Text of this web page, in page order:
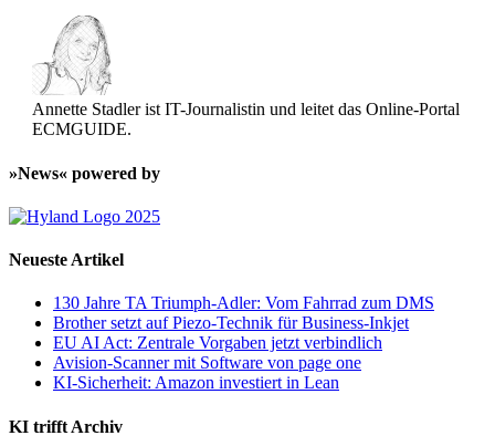
Annette Stadler ist IT-Journalistin und leitet das Online-Portal
ECMGUIDE.
»News« powered by
Neueste Artikel
130 Jahre TA Triumph-Adler: Vom Fahrrad zum DMS
Brother setzt auf Piezo-Technik für Business-Inkjet
EU AI Act: Zentrale Vorgaben jetzt verbindlich
Avision-Scanner mit Software von page one
KI-Sicherheit: Amazon investiert in Lean
KI trifft Archiv